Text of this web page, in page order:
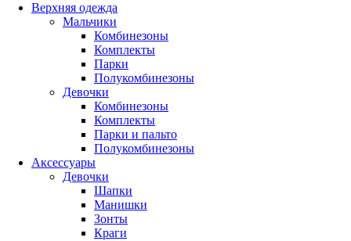
Верхняя одежда
Мальчики
Комбинезоны
Комплекты
Парки
Полукомбинезоны
Девочки
Комбинезоны
Комплекты
Парки и пальто
Полукомбинезоны
Аксессуары
Девочки
Шапки
Манишки
Зонты
Краги